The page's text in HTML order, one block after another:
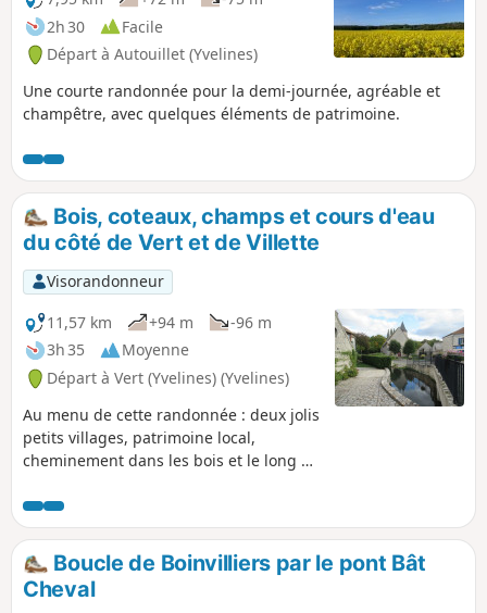
2h 30
Facile
Départ à Autouillet (Yvelines)
Une courte randonnée pour la demi-journée, agréable et
champêtre, avec quelques éléments de patrimoine.
Bois, coteaux, champs et cours d'eau
du côté de Vert et de Villette
Visorandonneur
11,57 km
+94 m
-96 m
3h 35
Moyenne
Départ à Vert (Yvelines) (Yvelines)
Au menu de cette randonnée : deux jolis
petits villages, patrimoine local,
cheminement dans les bois et le long de
Boucle de Boinvilliers par le pont Bât
Cheval